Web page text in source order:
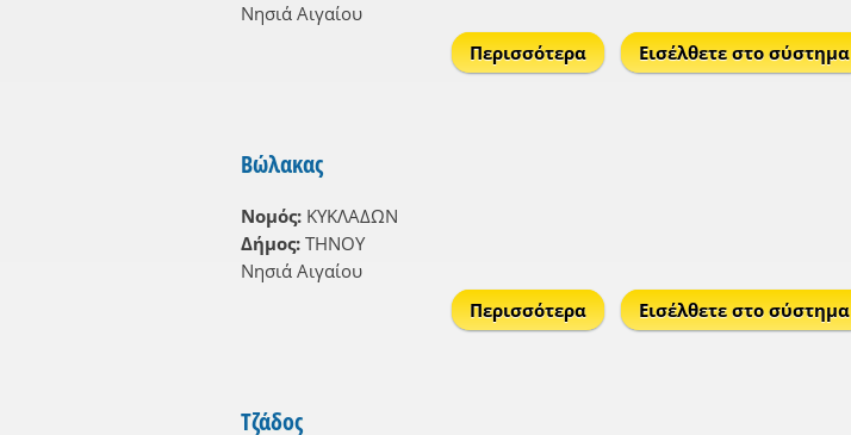
Νησιά Αιγαίου
Περισσότεραγια Κουμάρος
Εισέλθετε στο σύστημα
Βώλακας
Νομός: ΚΥΚΛΑΔΩΝ
Δήμος: ΤΗΝΟΥ
Νησιά Αιγαίου
Περισσότεραγια Βώλακας
Εισέλθετε στο σύστημα
Τζάδος